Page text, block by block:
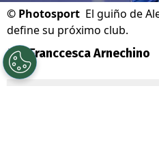
© Photosport El guiño de
define su próximo club.
Por Franccesca Arnechino